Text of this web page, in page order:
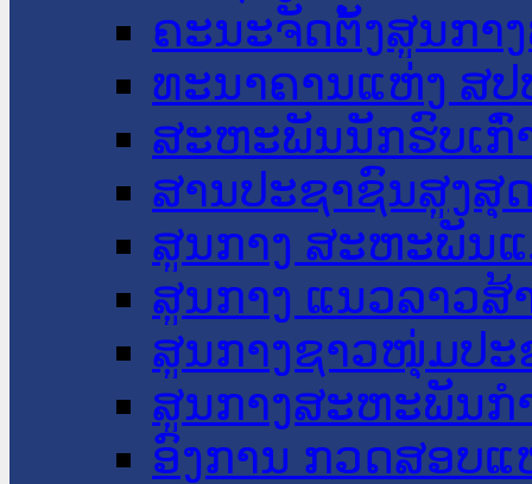
ຄະນະຈັດຕັ້ງສູນກາ
ທະນາຄານແຫ່ງ ສປ
ສະຫະພັນນັກຮົບເກົ່
ສານປະຊາຊົນສູງສຸ
ສູນກາງ ສະຫະພັນ
ສູນກາງ ແນວລາວສ້
ສູນກາງຊາວໜຸ່ມປະ
ສູນກາງສະຫະພັນກ
ອົງການ ກວດສອບແ